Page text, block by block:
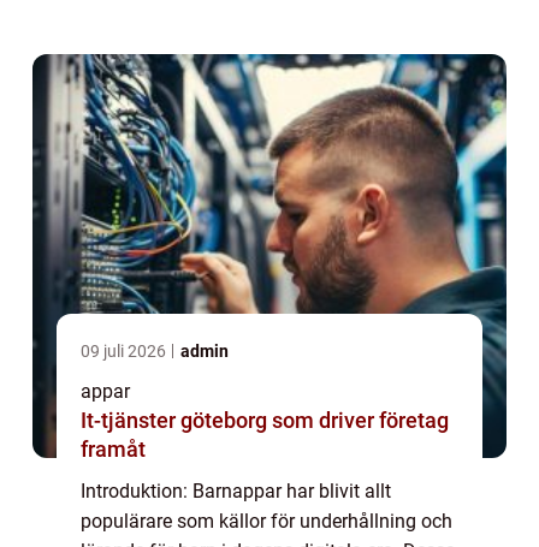
09 juli 2026 admin
appar
It-tjänster göteborg som driver företag
framåt
Introduktion: Barnappar har blivit allt
populärare som källor för underhållning och